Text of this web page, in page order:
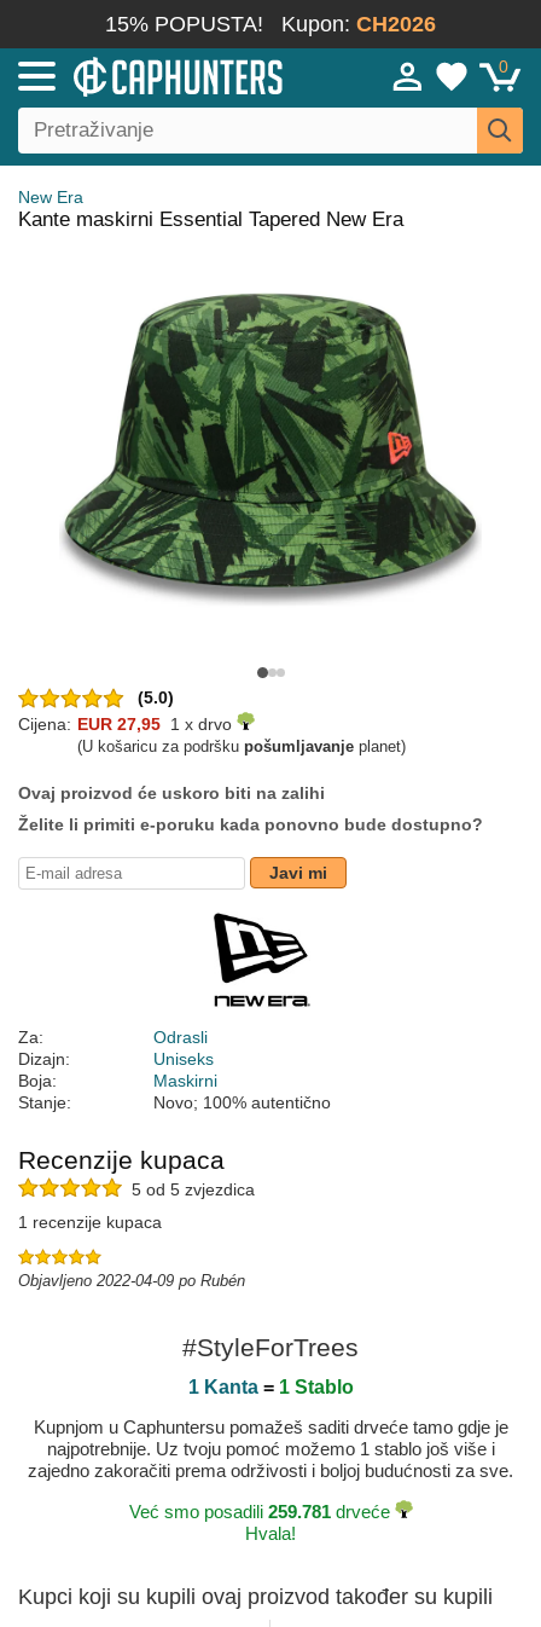
15% POPUSTA! Kupon: CH2026
0
New Era
Kante maskirni Essential Tapered New Era
(5.0)
Cijena: EUR 27,95 1 x drvo
(U košaricu za podršku pošumljavanje planet)
Ovaj proizvod će uskoro biti na zalihi
Želite li primiti e-poruku kada ponovno bude dostupno?
Javi mi
Za:
Odrasli
Dizajn:
Uniseks
Boja:
Maskirni
Stanje:
Novo; 100% autentično
Recenzije kupaca
5 od 5 zvjezdica
1 recenzije kupaca
Objavljeno 2022-04-09 po Rubén
#StyleForTrees
1 Kanta= 1 Stablo
Kupnjom u Caphuntersu pomažeš saditi drveće tamo gdje je
najpotrebnije. Uz tvoju pomoć možemo 1 stablo još više i
zajedno zakoračiti prema održivosti i boljoj budućnosti za sve.
Već smo posadili 259.781drveće
Hvala!
Kupci koji su kupili ovaj proizvod također su kupili